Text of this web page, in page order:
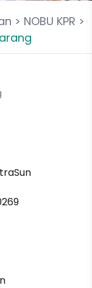
> NOBU KPR >